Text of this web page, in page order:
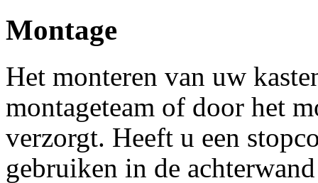
Montage
Het monteren van uw
montageteam of door het
verzorgt. Heeft u een
gebruiken in de